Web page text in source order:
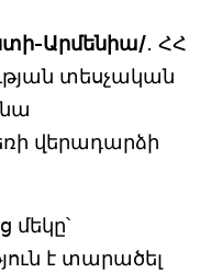
Արմենիա/․ ՀՀ
տեսչական
վերադարձի
մեկը՝
է տարածել